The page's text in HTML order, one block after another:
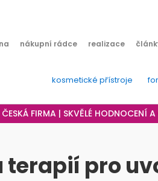
nákupní rádce realizace
kosmetické přístroje
FIRMA | SKVĚLÉ HODNOCENÍ A
terapií pro